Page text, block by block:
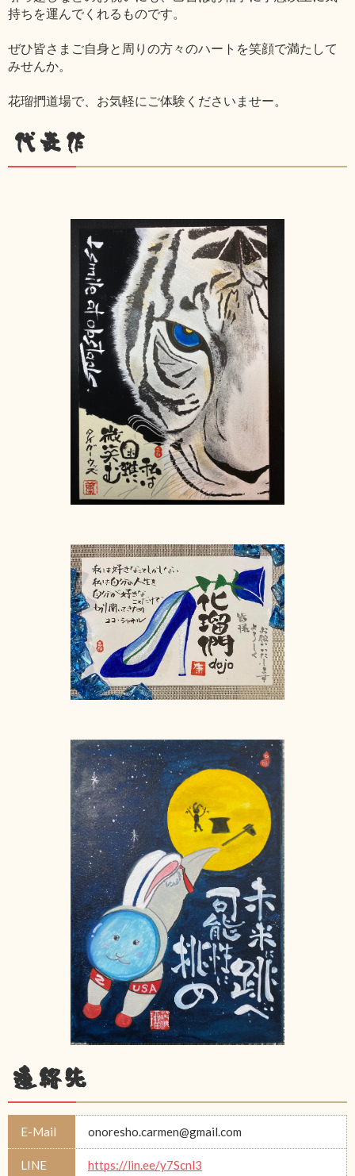
持ちを運んでくれるものです。
ぜひ皆さまご自身と周りの方々のハートを笑顔で満たして
みせんか。
花瑠捫道場で、お気軽にご体験くださいませー。
代表作
連絡先
E-Mail onoresho.carmen@gmail.com
LINE https://lin.ee/y7Scnl3